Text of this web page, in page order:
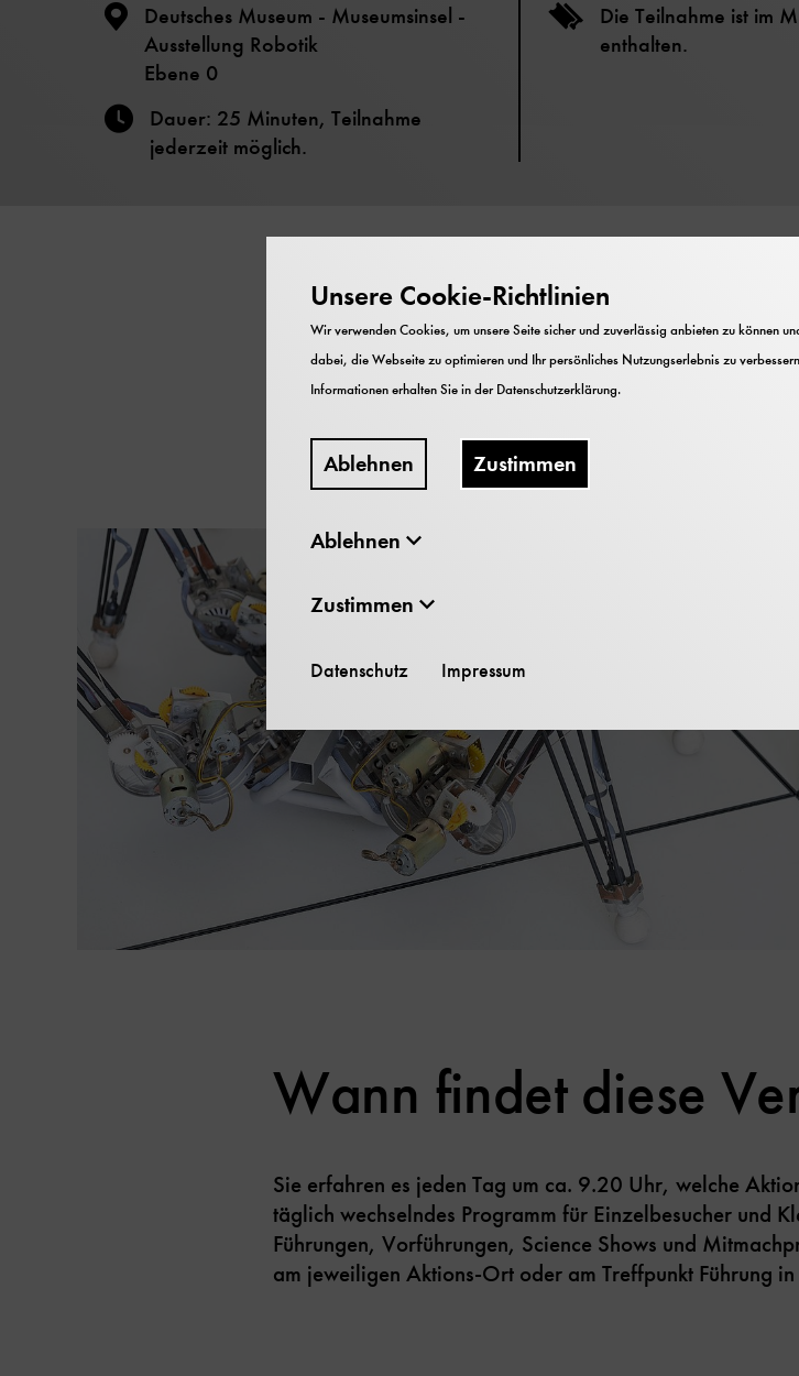
Deutsches Museum - Museumsinsel -
Ausstellung Robotik
Ebene 0
Dauer: 25 Minuten, Teilnahme
jederzeit möglich.
Die Teilnahme ist im
enthalten.
„Roboter“ – allein das Wort beschwört in unseren
Fiction-Filmen und Zukunftsvisionen herauf – utopische
sie uns schon seit den 1960er-Jahren schwere wie auch
den Weg aus den Fabriken und den Forschungslaboren
Wann findet diese
Sie erfahren es jeden Tag um ca. 9.20 Uhr, welche
täglich wechselndes Programm für Einzelbesucher und
Führungen, Vorführungen, Science Shows und
am jeweiligen Aktions-Ort oder am Treffpunkt Führung
Unsere Cookie-Richtlinien
Wir verwenden Cookies, um unsere Seite sicher und zuverlässig anbieten zu können
dabei, die Webseite zu optimieren und Ihr persönliches Nutzungserlebnis zu
Informationen erhalten Sie in derDatenschutzerklärung.
Ablehnen Zustimmen
Ablehnen
Zustimmen
Datenschutz Impressum